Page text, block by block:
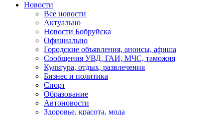
Новости
Все новости
Актуально
Новости Бобруйска
Официально
Городские объявления, анонсы, афиша
Сообщения УВД, ГАИ, МЧС, таможня
Культура, отдых, развлечения
Бизнес и политика
Спорт
Образование
Автоновости
Здоровье, красота, мода